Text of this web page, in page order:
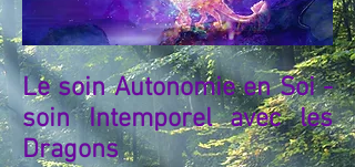
Le soinAutonomie en Soi-
soin Intemporel avec les
Dragons